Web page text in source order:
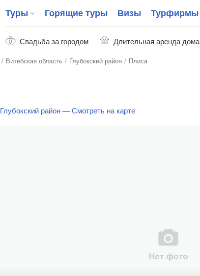
Свадьба за городом Длительная аренда дома
Туры Горящие туры Визы Турфирмы
Витебская область Глубокский район Плиса
Глубокский район—Смотреть на карте